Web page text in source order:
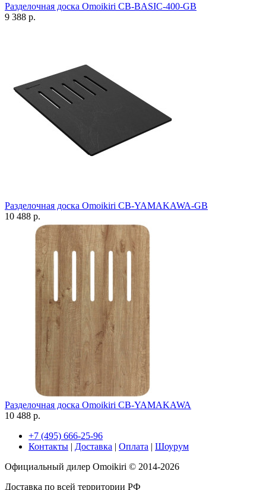
Разделочная доска Omoikiri CB-BASIC-400-GB
9 388 р.
Разделочная доска Omoikiri CB-YAMAKAWA-GB
10 488 р.
Разделочная доска Omoikiri CB-YAMAKAWA
10 488 р.
+7 (495) 666-25-96
Контакты | Доставка | Оплата | Шоурум
Официальный дилер Omoikiri © 2014-2026
Доставка по всей территории РФ